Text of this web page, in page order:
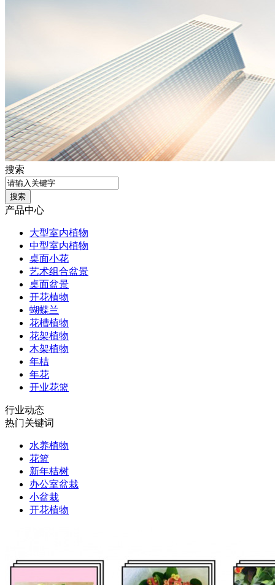
搜索
产品中心
大型室内植物
中型室内植物
桌面小花
艺术组合盆景
桌面盆景
开花植物
蝴蝶兰
花槽植物
花架植物
木架植物
年桔
年花
开业花篮
行业动态
热门关键词
水养植物
花篮
新年桔树
办公室盆栽
小盆栽
开花植物